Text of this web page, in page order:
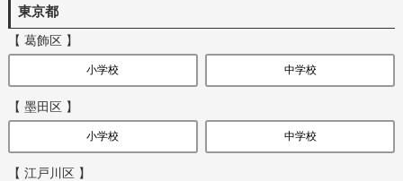
東京都
【 葛飾区 】
小学校 中学校
【 墨田区 】
小学校 中学校
【 江戸川区 】